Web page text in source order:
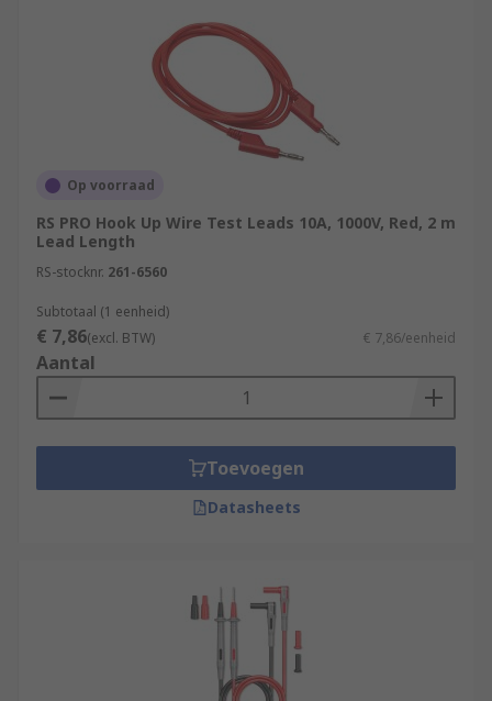
Op voorraad
RS PRO Hook Up Wire Test Leads 10A, 1000V, Red, 2 m
Lead Length
RS-stocknr. 261-6560
Subtotaal (1 eenheid)
€ 7,86(excl. BTW) € 7,86/eenheid
Aantal
Toevoegen
Datasheets